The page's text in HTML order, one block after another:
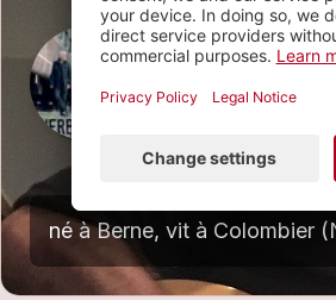
Pierre
Rythm'n blues,
né à Berne, vit à Colombier